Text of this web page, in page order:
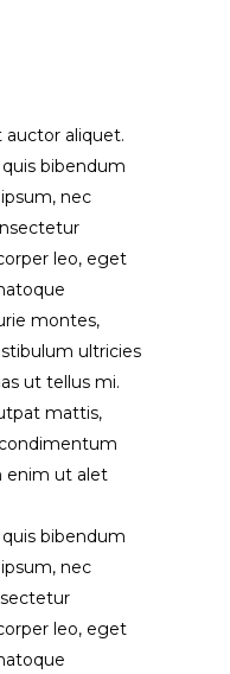
auctor aliquet.
bibendum
nec
leo, eget
montes,
ultricies
ut tellus mi.
mattis,
enim ut alet
bibendum
nec
leo, eget